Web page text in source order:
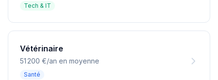
Tech & IT
Vétérinaire
51 200 €/an en moyenne
Santé